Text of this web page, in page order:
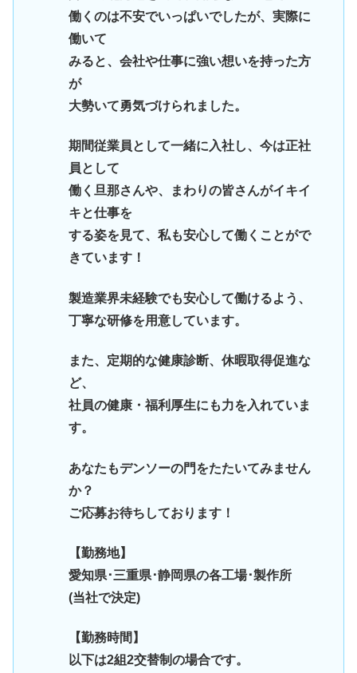
働くのは不安でいっぱいでしたが、実際に
働いて
みると、会社や仕事に強い想いを持った方
が
大勢いて勇気づけられました。
期間従業員として一緒に入社し、今は正社
員として
働く旦那さんや、まわりの皆さんがイキイ
キと仕事を
する姿を見て、私も安心して働くことがで
きています！
製造業界未経験でも安心して働けるよう、
丁寧な研修を用意しています。
また、定期的な健康診断、休暇取得促進な
ど、
社員の健康・福利厚生にも力を入れていま
す。
あなたもデンソーの門をたたいてみません
か？
ご応募お待ちしております！
【勤務地】
愛知県･三重県･静岡県の各工場･製作所
(当社で決定)
【勤務時間】
以下は2組2交替制の場合です。